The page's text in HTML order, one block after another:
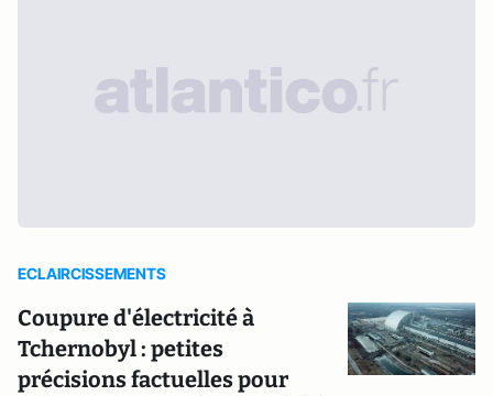
ECLAIRCISSEMENTS
Coupure d'électricité à
Tchernobyl : petites
précisions factuelles pour